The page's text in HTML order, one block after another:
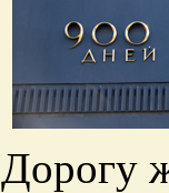
Дорогу